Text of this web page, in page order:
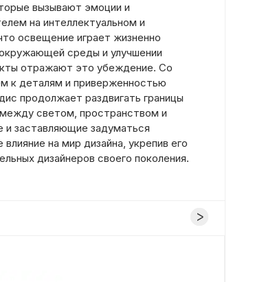
вызывают эмоции и
на интеллектуальном и
освещение играет жизненно
среды и улучшении
отражают это убеждение. Со
к деталям и приверженностью
продолжает раздвигать границы
светом, пространством и
и заставляющие задуматься
на мир дизайна, укрепив его
дизайнеров своего поколения.